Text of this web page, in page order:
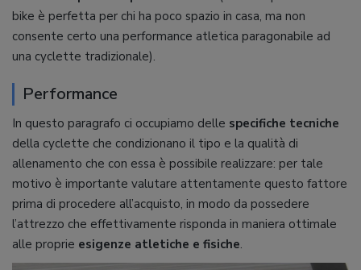
bike è perfetta per chi ha poco spazio in casa, ma non
consente certo una performance atletica paragonabile ad
una cyclette tradizionale).
Performance
In questo paragrafo ci occupiamo delle specifiche tecniche
della cyclette che condizionano il tipo e la qualità di
allenamento che con essa è possibile realizzare: per tale
motivo è importante valutare attentamente questo fattore
prima di procedere all’acquisto, in modo da possedere
l’attrezzo che effettivamente risponda in maniera ottimale
alle proprie esigenze atletiche e fisiche.